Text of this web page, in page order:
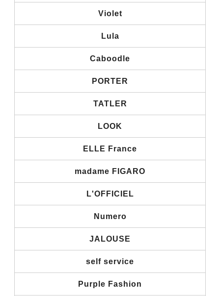
Violet
Lula
Caboodle
PORTER
TATLER
LOOK
ELLE France
madame FIGARO
L'OFFICIEL
Numero
JALOUSE
self service
Purple Fashion